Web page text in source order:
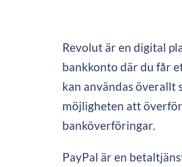
Revolut är en digital
bankkonto där du får
kan användas överallt
möjligheten att
banköverföringar.
PayPal är en